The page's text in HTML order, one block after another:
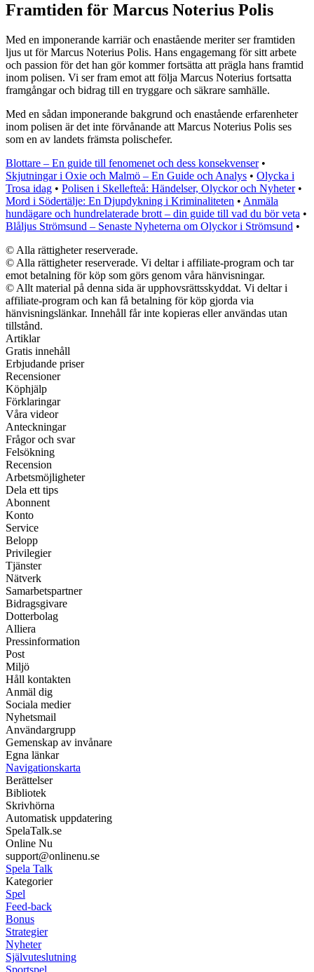
Framtiden för Marcus Noterius Polis
Med en imponerande karriär och enastående meriter ser framtiden
ljus ut för Marcus Noterius Polis. Hans engagemang för sitt arbete
och passion för det han gör kommer fortsätta att prägla hans framtid
inom polisen. Vi ser fram emot att följa Marcus Noterius fortsatta
framgångar och bidrag till en tryggare och säkrare samhälle.
Med en sådan imponerande bakgrund och enastående erfarenheter
inom polisen är det inte förvånande att Marcus Noterius Polis ses
som en av landets främsta polischefer.
Blottare – En guide till fenomenet och dess konsekvenser•
Skjutningar i Oxie och Malmö – En Guide och Analys • Olycka i
Trosa idag • Polisen i Skellefteå: Händelser, Olyckor och Nyheter•
Mord i Södertälje: En Djupdykning i Kriminaliteten • Anmäla
hundägare och hundrelaterade brott – din guide till vad du bör veta •
Blåljus Strömsund – Senaste Nyheterna om Olyckor i Strömsund •
© Alla rättigheter reserverade.
© Alla rättigheter reserverade. Vi deltar i affiliate-program och tar
emot betalning för köp som görs genom våra hänvisningar.
© Allt material på denna sida är upphovsrättsskyddat. Vi deltar i
affiliate-program och kan få betalning för köp gjorda via
hänvisningslänkar. Innehåll får inte kopieras eller användas utan
tillstånd.
Artiklar
Gratis innehåll
Erbjudande priser
Recensioner
Köphjälp
Förklaringar
Våra videor
Anteckningar
Frågor och svar
Felsökning
Recension
Arbetsmöjligheter
Dela ett tips
Abonnent
Konto
Service
Belopp
Privilegier
Tjänster
Nätverk
Samarbetspartner
Bidragsgivare
Dotterbolag
Alliera
Pressinformation
Post
Miljö
Håll kontakten
Anmäl dig
Sociala medier
Nyhetsmail
Användargrupp
Gemenskap av invånare
Egna länkar
Navigationskarta
Berättelser
Bibliotek
Skrivhörna
Automatisk uppdatering
SpelaTalk.se
Online Nu
support@onlinenu.se
Spela Talk
Kategorier
Spel
Feed-back
Bonus
Strategier
Nyheter
Självuteslutning
Sportspel